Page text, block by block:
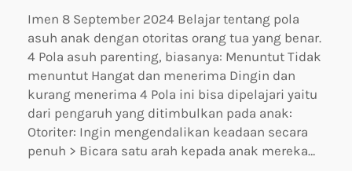
Imen 8 September 2024 Belajar tentang pola
asuh anak dengan otoritas orang tua yang benar.
4 Pola asuh parenting, biasanya: Menuntut Tidak
menuntut Hangat dan menerima Dingin dan
kurang menerima 4 Pola ini bisa dipelajari yaitu
dari pengaruh yang ditimbulkan pada anak:
Otoriter: Ingin mengendalikan keadaan secara
penuh > Bicara satu arah kepada anak mereka…